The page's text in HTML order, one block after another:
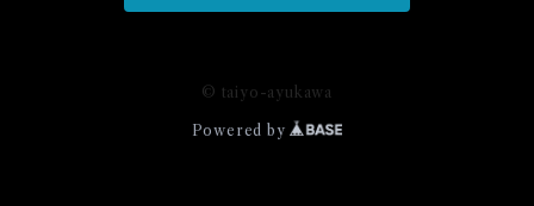
© taiyo-ayukawa
Powered by